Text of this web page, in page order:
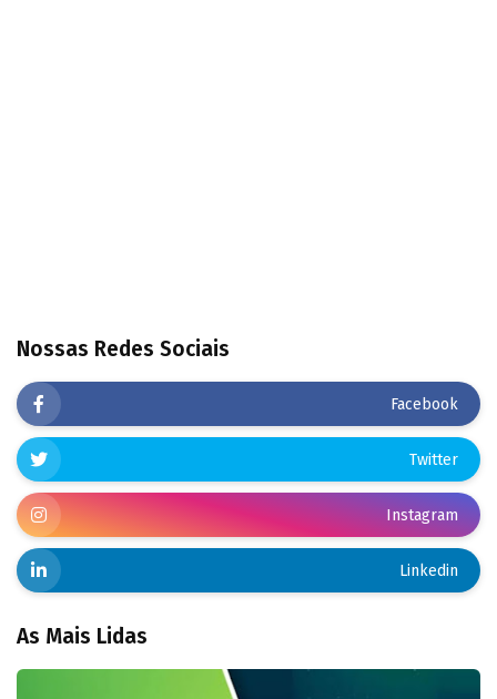
Nossas Redes Sociais
Facebook
Twitter
Instagram
Linkedin
As Mais Lidas